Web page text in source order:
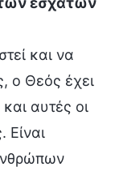
και να
ο Θεός έχει
αυτές οι
Είναι